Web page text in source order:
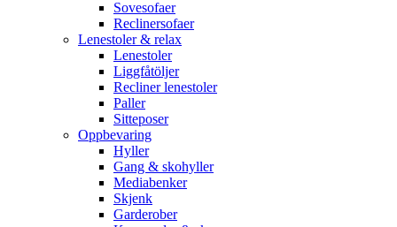
Sovesofaer
Reclinersofaer
Lenestoler & relax
Lenestoler
Liggfåtöljer
Recliner lenestoler
Paller
Sitteposer
Oppbevaring
Hyller
Gang & skohyller
Mediabenker
Skjenk
Garderober